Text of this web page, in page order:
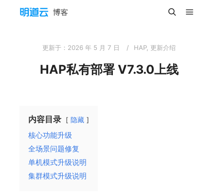
更新于： 2026 年 5 月 7 日 HAP, 更新介绍
HAP私有部署 V7.3.0上线
内容目录 隐藏
核心功能升级
全场景问题修复
单机模式升级说明
集群模式升级说明